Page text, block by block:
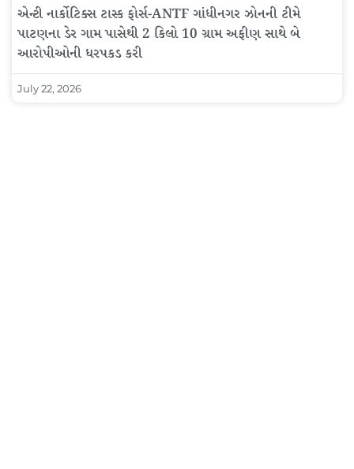
એન્ટી નાર્કોટિક્સ ટાસ્ક ફોર્સ-ANTF ગાંધીનગર ઝોનની ટીમે
પાટણના ડેર ગામ પાસેથી 2 કિલો 10 ગ્રામ અફીણ સાથે બે
આરોપીઓની ધરપકડ કરી
July 22, 2026